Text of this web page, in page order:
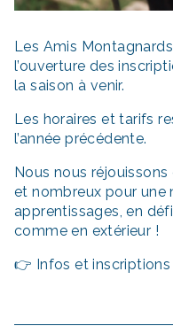
Les Amis
l’ouverture des
la saison à venir.
Les horaires et tarifs
l’année précédente.
Nous nous
et nombreux pour une
apprentissages, en
comme en extérieur !
👉 Infos et inscriptions